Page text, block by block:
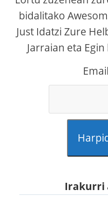
bidalitako
Just Idatzi Zure
Jarraian eta
Irakurri